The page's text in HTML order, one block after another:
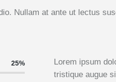
Nullam at ante ut lectus
25%
Lorem ipsum
tristique augue